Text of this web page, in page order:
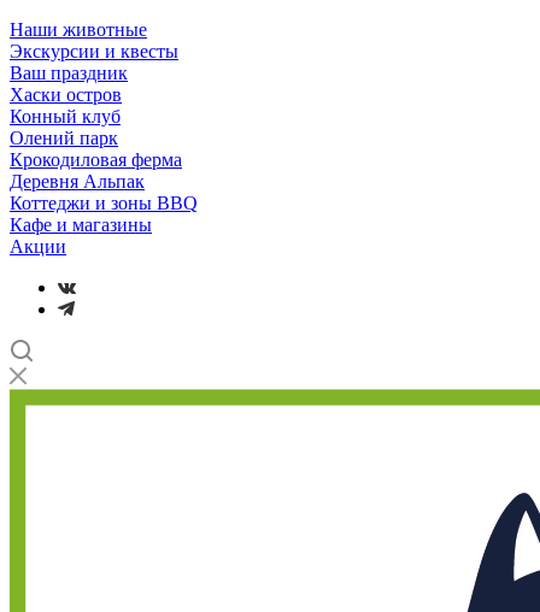
Наши животные
Экскурсии и квесты
Ваш праздник
Хаски остров
Конный клуб
Олений парк
Крокодиловая ферма
Деревня Альпак
Коттеджи и зоны BBQ
Кафе и магазины
Акции